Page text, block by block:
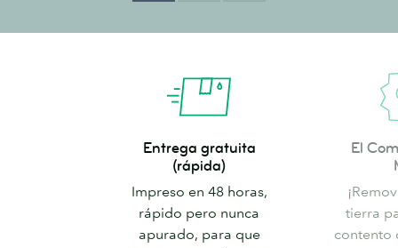
EntregaEntrega gratuita
(rápida)
Impreso en 48 horas,
rápido pero nunca
apurado, para que
Compromiso
El
tierra
contento